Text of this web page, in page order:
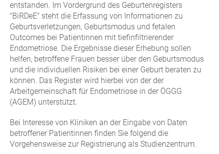
entstanden. Im Vordergrund des Geburtenregisters
"BiRDeE" steht die Erfassung von Informationen zu
Geburtsverletzungen, Geburtsmodus und fetalen
Outcomes bei Patientinnen mit tiefinfiltrierender
Endometriose. Die Ergebnisse dieser Erhebung sollen
helfen, betroffene Frauen besser über den Geburtsmodus
und die individuellen Risiken bei einer Geburt beraten zu
können. Das Register wird hierbei von der der
Arbeitgemeinschaft für Endometriose in der ÖGGG
(AGEM) unterstützt.
Bei Interesse von Kliniken an der Eingabe von Daten
betroffener Patientinnen finden Sie folgend die
Vorgehensweise zur Registrierung als Studienzentrum.